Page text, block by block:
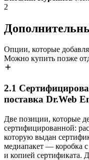
2
Опции, которые
Можно купить позже
2.1
поставка Dr.Web
Две позиции, которые
сертифицированной:
которую выдан
медиапакет — коробка
и копией сертификата.